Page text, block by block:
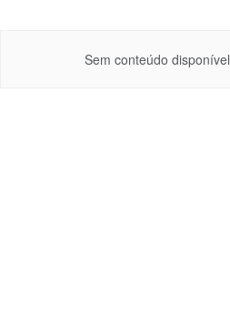
Sem conteúdo disponível